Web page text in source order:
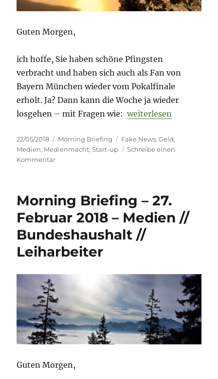
Guten Morgen,
ich hoffe, Sie haben schöne Pfingsten
verbracht und haben sich auch als Fan von
Bayern München wieder vom Pokalfinale
erholt. Ja? Dann kann die Woche ja wieder
losgehen – mit Fragen wie:„Morning Briefing –
weiterlesen
Veröffentlicht
am
22/05/2018 Kategorien
Morning Briefing Schlagwörter
Fake News,Geld,
Medien, Medienmacht,Start-up
Schreibe einen
Kommentarzu
22.
2018
–
Dollar
Stärke
//
Fake-
News
Morning Briefing – 27.
Februar 2018 – Medien //
Bundeshaushalt //
Leiharbeiter
Guten Morgen,